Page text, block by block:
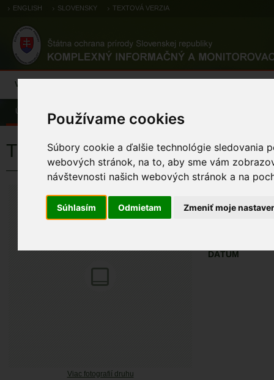
Používame cookies
Súbory cookie a ďalšie technológie sledovania
webových stránok, na to, aby sme vám
návštevnosti našich webových stránok a na
Súhlasím Odmietam Zmeniť moje
ENGLISH SLOVENSKY TEXTOVÁ VERZIA
Výsledky monitoringu
Úvod Pozorovania a výskytové dáta
Thecla betulae (Linnaeus, 1758)
Viac fotografií druhu
ÚZEMIA NA
DÁTUM